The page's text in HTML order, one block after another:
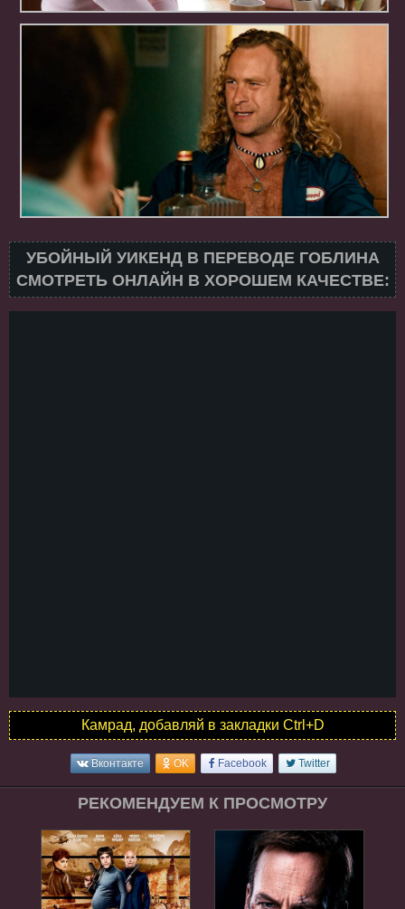
УБОЙНЫЙ УИКЕНД В ПЕРЕВОДЕ ГОБЛИНА
СМОТРЕТЬ ОНЛАЙН В ХОРОШЕМ КАЧЕСТВЕ:
Камрад, добавляй в закладки Ctrl+D
Вконтакте OK Facebook Twitter
РЕКОМЕНДУЕМ К ПРОСМОТРУ